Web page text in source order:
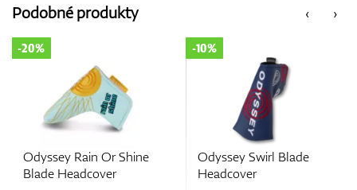
‹
Podobné produkty ›
Odyssey Rain Or Shine
Blade Headcover
-20%
Odyssey Swirl Blade
Headcover
-10%